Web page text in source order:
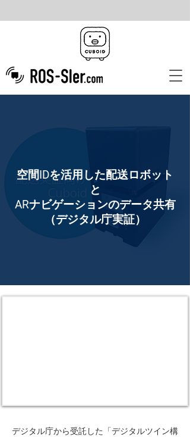
空間IDを活用した配送ロボット
と
ARナビゲーションのデータ共有
（デジタル庁実証）
デジタル庁から受託した「デジタルツイン構